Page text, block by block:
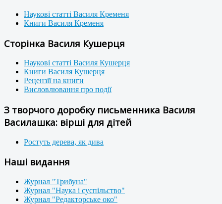
Наукові статті Василя Кременя
Книги Василя Кременя
Сторінка Василя Кушерця
Наукові статті Василя Кушерця
Книги Василя Кушерця
Рецензії на книги
Висловлювання про події
З творчого доробку письменника Василя
Василашка: вірші для дітей
Ростуть дерева, як дива
Наші видання
Журнал "Трибуна"
Журнал "Наука і суспільство"
Журнал "Редакторське око"